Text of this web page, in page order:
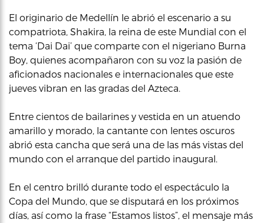
El originario de Medellín le abrió el escenario a su
compatriota, Shakira, la reina de este Mundial con el
tema ‘Dai Dai’ que comparte con el nigeriano Burna
Boy, quienes acompañaron con su voz la pasión de
aficionados nacionales e internacionales que este
jueves vibran en las gradas del Azteca.
Entre cientos de bailarines y vestida en un atuendo
amarillo y morado, la cantante con lentes oscuros
abrió esta cancha que será una de las más vistas del
mundo con el arranque del partido inaugural.
En el centro brilló durante todo el espectáculo la
Copa del Mundo, que se disputará en los próximos
días, así como la frase “Estamos listos”, el mensaje más